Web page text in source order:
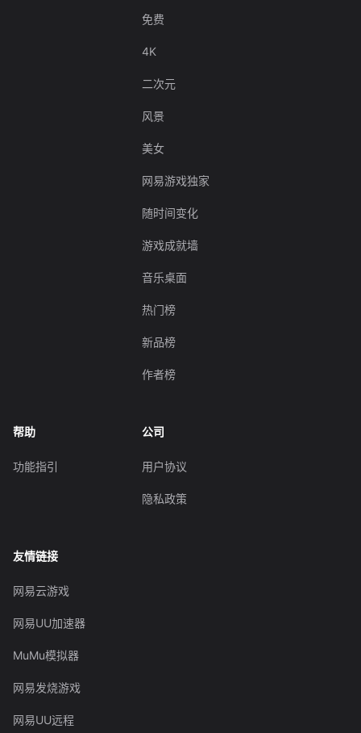
免费
4K
二次元
风景
美女
网易游戏独家
随时间变化
游戏成就墙
音乐桌面
热门榜
新品榜
作者榜
帮助
功能指引
公司
用户协议
隐私政策
友情链接
网易云游戏
网易UU加速器
MuMu模拟器
网易发烧游戏
网易UU远程